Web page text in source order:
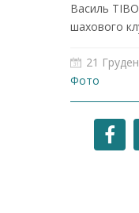
Василь
шахового
21
Фото